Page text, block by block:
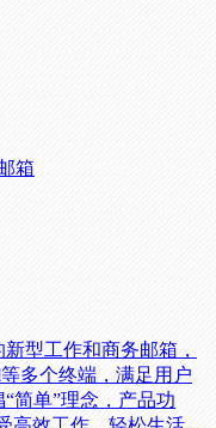
箱
型工作和商务邮箱，
等多个终端，满足用户
简单”理念，产品功